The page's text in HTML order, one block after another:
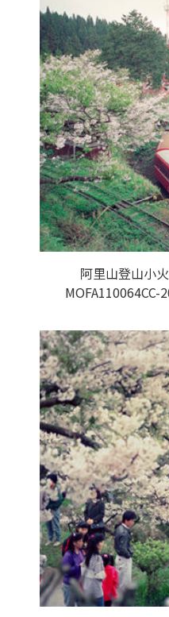
阿里山登山小